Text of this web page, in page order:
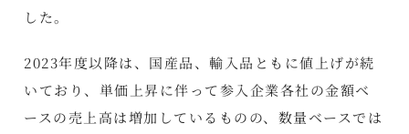
した。
2023年度以降は、国産品、輸入品ともに値上げが続
いており、単価上昇に伴って参入企業各社の金額ベ
ースの売上高は増加しているものの、数量ベースでは